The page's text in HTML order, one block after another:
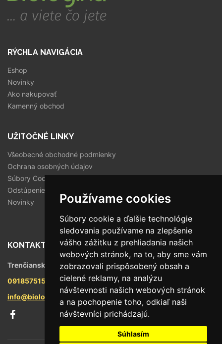
Používame cookies
Súbory cookie a ďalšie technológie
sledovania používame na zlepšenie
vášho zážitku z prehliadania našich
webových stránok, na to, aby sme vám
zobrazovali prispôsobený obsah a
cielené reklamy, na analýzu
návštevnosti našich webových stránok
a na pochopenie toho, odkiaľ naši
návštevníci prichádzajú.
Súhlasím
RÝCHLA NAVIGÁCIA
Eshop
Novinky
Ako nakupovať
Kamenný obchod
UŽITOČNÉ LINKY
Všeobecné obchodné podmienky
Ochrana osobných údajov
Súbory Cookies
Odstúpenie od zmluvy
Novinky
KONTAKT
Trenčianska 56/F, 821 09 Bratislava
0918575158
info@biologika.sk